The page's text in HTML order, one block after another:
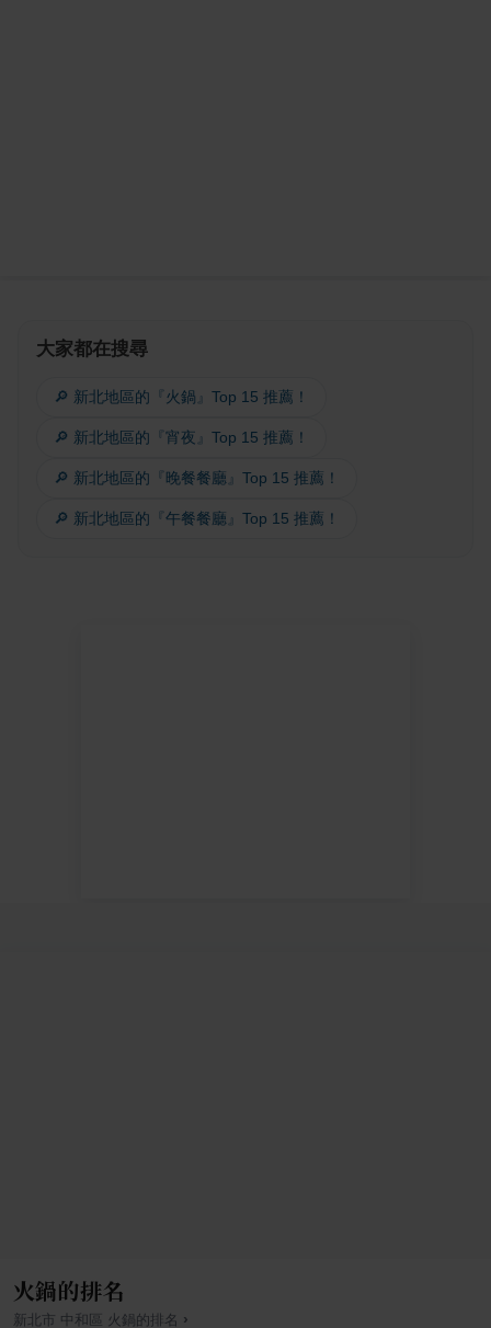
大家都在搜尋
🔎 新北地區的『火鍋』Top 15 推薦！
🔎 新北地區的『宵夜』Top 15 推薦！
🔎 新北地區的『晚餐餐廳』Top 15 推薦！
🔎 新北地區的『午餐餐廳』Top 15 推薦！
火鍋的排名
新北市 中和區 火鍋的排名 ›